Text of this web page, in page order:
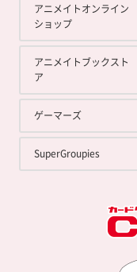
アニメイトオンライン
ショップ
アニメイトブックスト
ア
ゲーマーズ
SuperGroupies